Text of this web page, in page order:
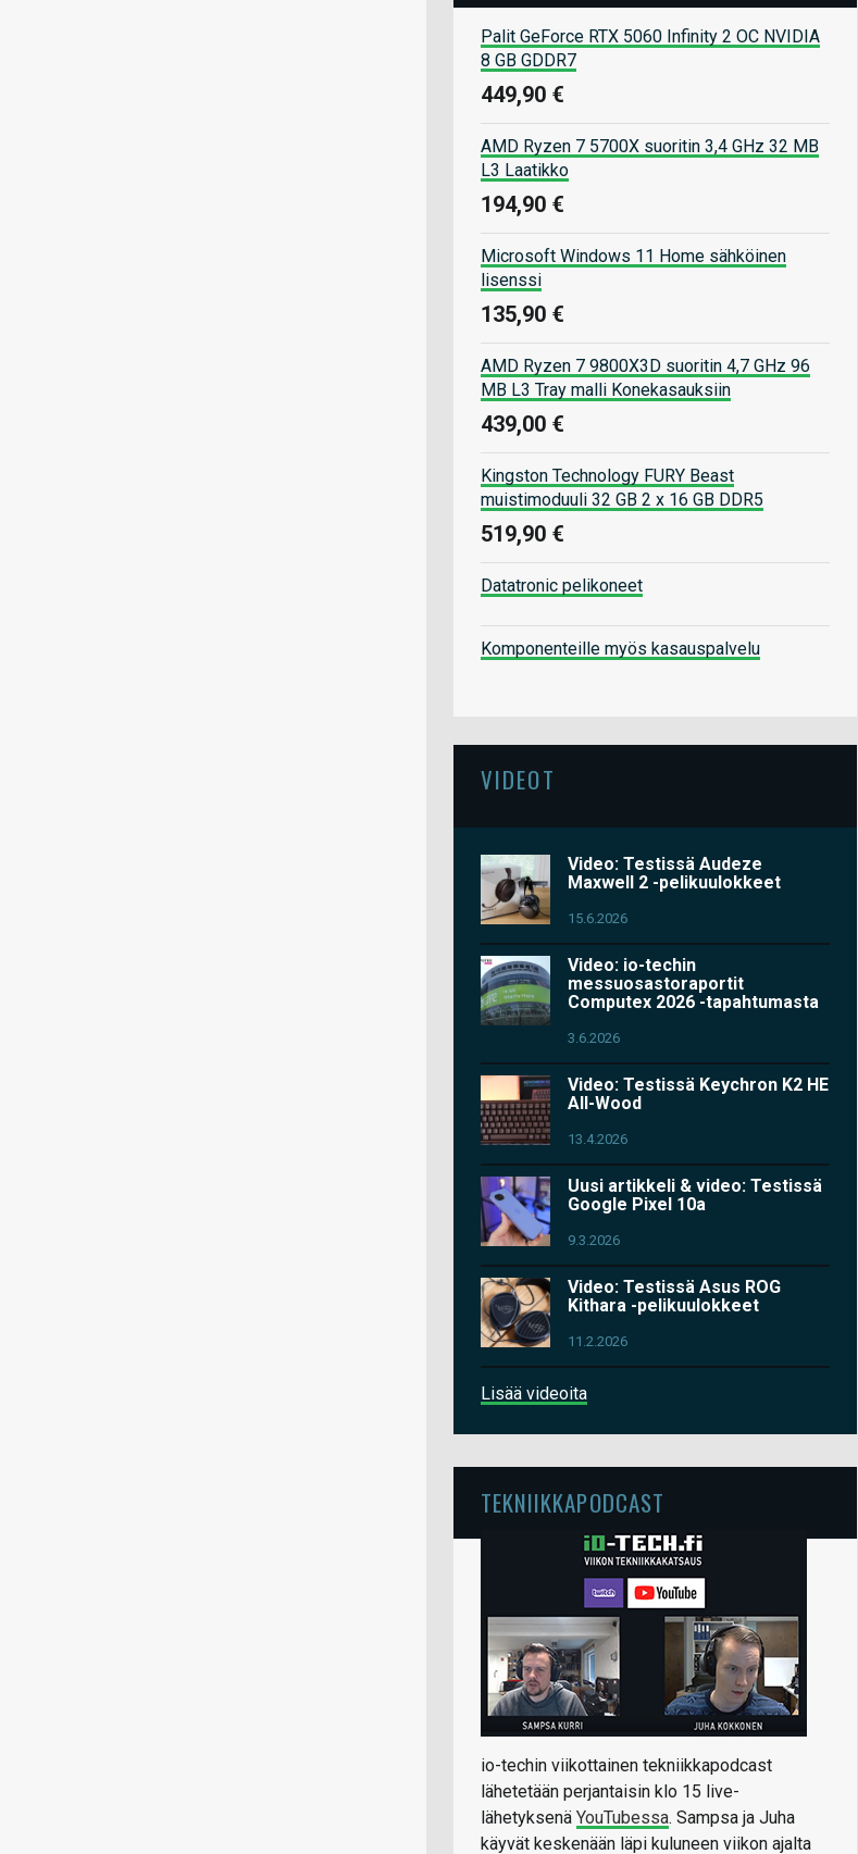
Palit GeForce RTX 5060 Infinity 2 OC NVIDIA
8 GB GDDR7
449,90 €
AMD Ryzen 7 5700X suoritin 3,4 GHz 32 MB
L3 Laatikko
194,90 €
Microsoft Windows 11 Home sähköinen
lisenssi
135,90 €
AMD Ryzen 7 9800X3D suoritin 4,7 GHz 96
MB L3 Tray malli Konekasauksiin
439,00 €
Kingston Technology FURY Beast
muistimoduuli 32 GB 2 x 16 GB DDR5
519,90 €
Datatronic pelikoneet
Komponenteille myös kasauspalvelu
VIDEOT
Video: Testissä Audeze
Maxwell 2 -pelikuulokkeet
15.6.2026
Video: io-techin
messuosastoraportit
Computex 2026 -tapahtumasta
3.6.2026
Video: Testissä Keychron K2 HE
All-Wood
13.4.2026
Uusi artikkeli & video: Testissä
Google Pixel 10a
9.3.2026
Video: Testissä Asus ROG
Kithara -pelikuulokkeet
11.2.2026
Lisää videoita
TEKNIIKKAPODCAST
io-techin viikottainen tekniikkapodcast
lähetetään perjantaisin klo 15 live-
lähetyksenä YouTubessa. Sampsa ja Juha
käyvät keskenään läpi kuluneen viikon ajalta